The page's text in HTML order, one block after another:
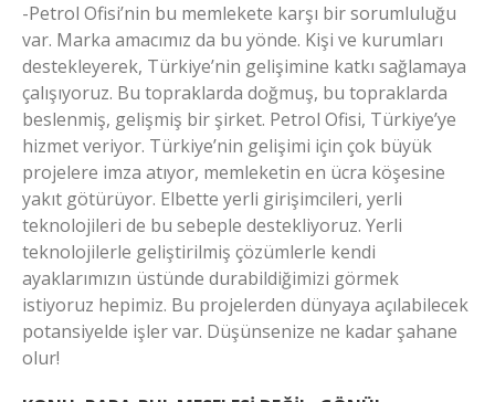
-Petrol Ofisi’nin bu memlekete karşı bir sorumluluğu
var. Marka amacımız da bu yönde. Kişi ve kurumları
destekleyerek, Türkiye’nin gelişimine katkı sağlamaya
çalışıyoruz. Bu topraklarda doğmuş, bu topraklarda
beslenmiş, gelişmiş bir şirket. Petrol Ofisi, Türkiye’ye
hizmet veriyor. Türkiye’nin gelişimi için çok büyük
projelere imza atıyor, memleketin en ücra köşesine
yakıt götürüyor. Elbette yerli girişimcileri, yerli
teknolojileri de bu sebeple destekliyoruz. Yerli
teknolojilerle geliştirilmiş çözümlerle kendi
ayaklarımızın üstünde durabildiğimizi görmek
istiyoruz hepimiz. Bu projelerden dünyaya açılabilecek
potansiyelde işler var. Düşünsenize ne kadar şahane
olur!